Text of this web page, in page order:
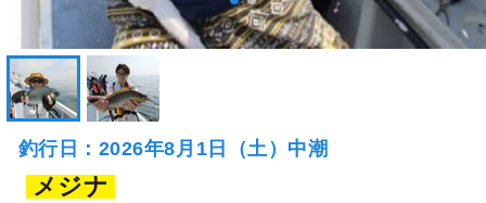
釣行日：2026年8月1日（土）中潮
メジナ